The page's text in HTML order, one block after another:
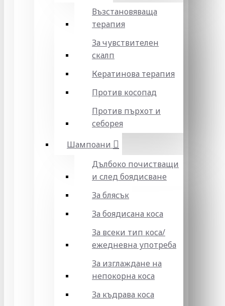
Възстановяваща
терапия
За чувствителен
скалп
Кератинова терапия
Против косопад
Против пърхот и
себорея
Шампоани
Дълбоко почистващи
и след боядисване
За блясък
За боядисана коса
За всеки тип коса/
ежедневна употреба
За изглаждане на
непокорна коса
За къдрава коса